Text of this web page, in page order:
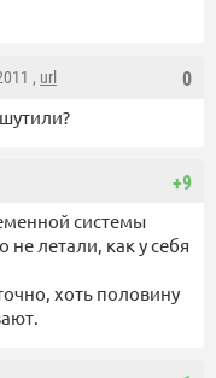
0
, url
+9
системы
летали, как у себя
хоть половину